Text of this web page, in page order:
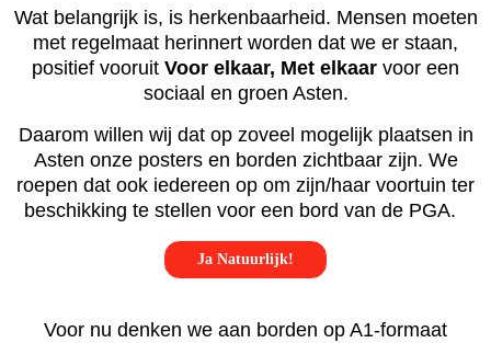
Wat belangrijk is, is herkenbaarheid. Mensen moeten
met regelmaat herinnert worden dat we er staan,
positief vooruit Voor elkaar, Met elkaar voor een
sociaal en groen Asten.
Daarom willen wij dat op zoveel mogelijk plaatsen in
Asten onze posters en borden zichtbaar zijn. We
roepen dat ook iedereen op om zijn/haar voortuin ter
beschikking te stellen voor een bord van de PGA.
Ja Natuurlijk!
Voor nu denken we aan borden op A1-formaat